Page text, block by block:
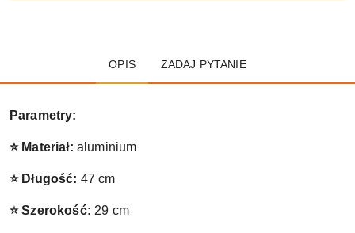
OPIS ZADAJ PYTANIE
Parametry:
⭐ Materiał: aluminium
⭐ Długość: 47 cm
⭐ Szerokość: 29 cm